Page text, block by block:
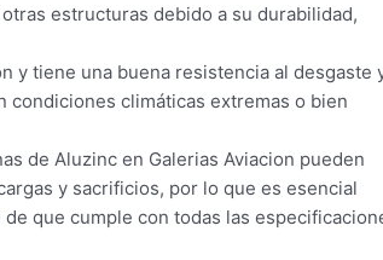
estructuras debido a su durabilidad,
y tiene una buena resistencia al desgaste
condiciones climáticas extremas o bien
de Aluzinc en Galerias Aviacion pueden
y sacrificios, por lo que es esencial
que cumple con todas las